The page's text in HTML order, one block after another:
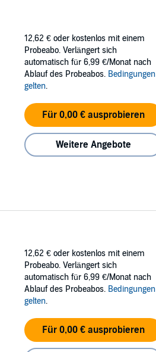
12,62 € oder kostenlos mit einem
Probeabo. Verlängert sich
automatisch für 6,99 €/Monat nach
Ablauf des Probeabos. Bedingungen
gelten.
Für 0,00 € ausprobieren
Weitere Angebote
12,62 € oder kostenlos mit einem
Probeabo. Verlängert sich
automatisch für 6,99 €/Monat nach
Ablauf des Probeabos. Bedingungen
gelten.
Für 0,00 € ausprobieren